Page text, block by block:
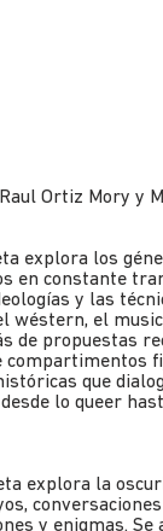
Ortiz Mory y
explora los
en constante
y las
wéstern, el
de propuestas
compartimentos
que
lo queer
explora la
y enigmas. Se